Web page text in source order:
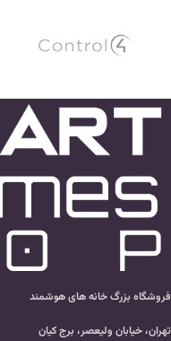
فروشگاه بزرگ خانه های هوشمند
تهران، خیابان ولیعصر، برج کیان